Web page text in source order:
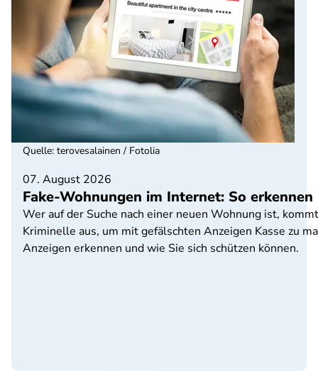
07. August 2026
Fake-Wohnungen im Internet: So
Wer auf der Suche nach einer neuen Wohnung ist,
Kriminelle aus, um mit gefälschten Anzeigen Kasse zu
Anzeigen erkennen und wie Sie sich schützen können.
Quelle: terovesalainen / Fotolia